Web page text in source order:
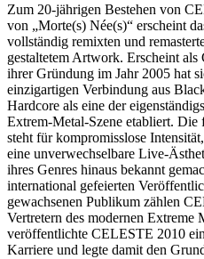
Zum 20-jährigen Bestehen von
von „Morte(s) Née(s)“ erscheint
vollständig remixten und
gestaltetem Artwork. Erscheint
ihrer Gründung im Jahr 2005 hat
einzigartigen Verbindung aus
Hardcore als eine der
Extrem-Metal-Szene etabliert. Die
steht für kompromisslose
eine unverwechselbare Live-
ihres Genres hinaus bekannt
international gefeierten
gewachsenen Publikum zählen
Vertretern des modernen
veröffentlichte CELESTE 2010
Karriere und legte damit den